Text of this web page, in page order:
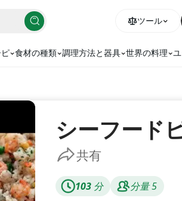
ツール
食材の種類 調理方法と器具 世界の料理
シーフード
共有
103 分 分量 5